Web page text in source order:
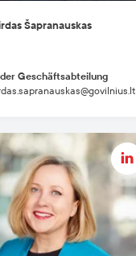
Šapranauskas
Geschäftsabteilung